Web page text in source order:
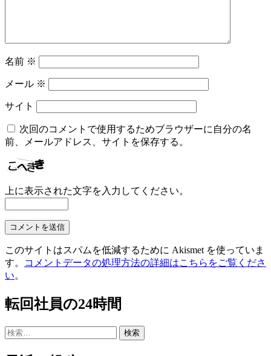
名前 ※
メール ※
サイト
次回のコメントで使用するためブラウザーに自分の名
前、メールアドレス、サイトを保存する。
上に表示された文字を入力してください。
このサイトはスパムを低減するために Akismet を使っていま
す。
コメントデータの処理方法の詳細はこちらをご覧くださ
い。
転回社員の24時間
検